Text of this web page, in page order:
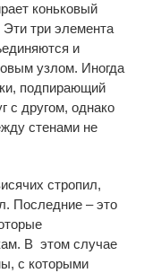
коньковый
три элемента
и
узлом. Иногда
подпирающий
с другом, однако
стенами не
стропил,
Последние – это
В этом случае
с которыми